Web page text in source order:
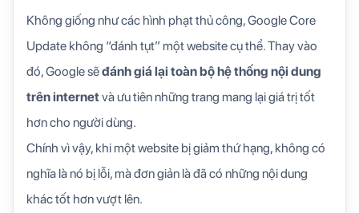
Không giống như các hình phạt thủ công, Google Core
Update không “đánh tụt” một website cụ thể. Thay vào
đó, Google sẽđánh giá lại toàn bộ hệ thống nội dung
trên internetvà ưu tiên những trang mang lại giá trị tốt
hơn cho người dùng.
Chính vì vậy, khi một website bị giảm thứ hạng, không có
nghĩa là nó bị lỗi, mà đơn giản là đã có những nội dung
khác tốt hơn vượt lên.